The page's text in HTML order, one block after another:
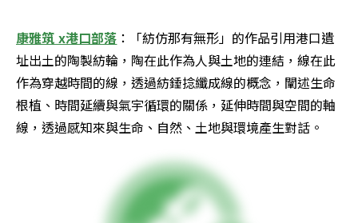
康雅筑 x港口部落 ：「紡仿那有無形」的作品引用港口遺
址出土的陶製紡輪，陶在此作為人與土地的連結，線在此
作為穿越時間的線，透過紡錘捻纖成線的概念，闡述生命
根植、時間延續與氣宇循環的關係，延伸時間與空間的軸
線，透過感知來與生命、自然、土地與環境產生對話。